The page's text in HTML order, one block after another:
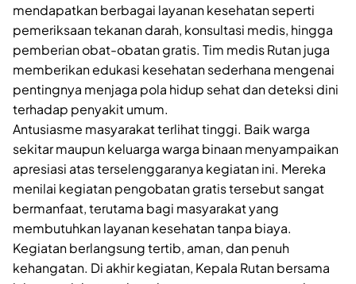
mendapatkan berbagai layanan kesehatan seperti
pemeriksaan tekanan darah, konsultasi medis, hingga
pemberian obat-obatan gratis. Tim medis Rutan juga
memberikan edukasi kesehatan sederhana mengenai
pentingnya menjaga pola hidup sehat dan deteksi dini
terhadap penyakit umum.
Antusiasme masyarakat terlihat tinggi. Baik warga
sekitar maupun keluarga warga binaan menyampaikan
apresiasi atas terselenggaranya kegiatan ini. Mereka
menilai kegiatan pengobatan gratis tersebut sangat
bermanfaat, terutama bagi masyarakat yang
membutuhkan layanan kesehatan tanpa biaya.
Kegiatan berlangsung tertib, aman, dan penuh
kehangatan. Di akhir kegiatan, Kepala Rutan bersama